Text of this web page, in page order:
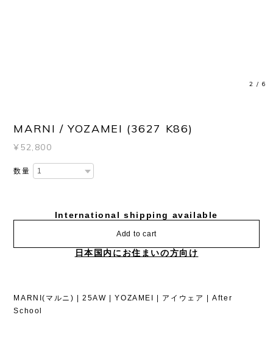
3 /6
MARNI / YOZAMEI (3627 K86)
¥52,800
数量
International shipping available
Add to cart
日本国内にお住まいの方向け
MARNI(マルニ) | 25AW | YOZAMEI | アイウェア | After
School